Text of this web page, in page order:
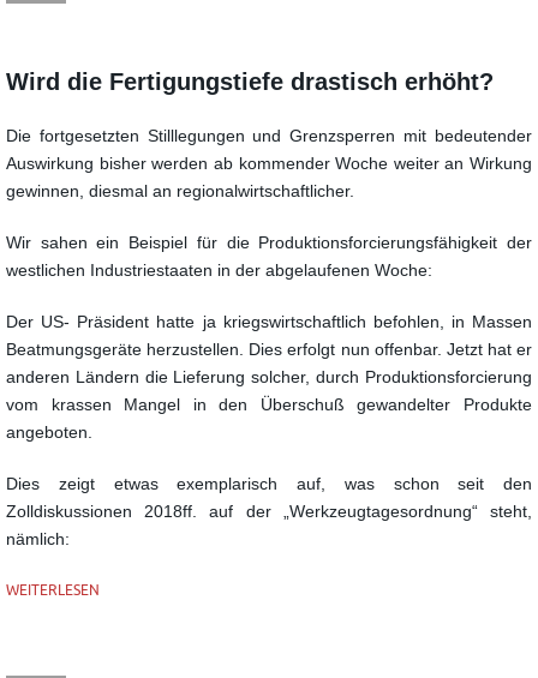
Wird die Fertigungstiefe drastisch erhöht?
Die fortgesetzten Stilllegungen und Grenzsperren mit bedeutender
Auswirkung bisher werden ab kommender Woche weiter an Wirkung
gewinnen, diesmal an regionalwirtschaftlicher.
Wir sahen ein Beispiel für die Produktionsforcierungsfähigkeit der
westlichen Industriestaaten in der abgelaufenen Woche:
Der US- Präsident hatte ja kriegswirtschaftlich befohlen, in Massen
Beatmungsgeräte herzustellen. Dies erfolgt nun offenbar. Jetzt hat er
anderen Ländern die Lieferung solcher, durch Produktionsforcierung
vom krassen Mangel in den Überschuß gewandelter Produkte
angeboten.
Dies zeigt etwas exemplarisch auf, was schon seit den
Zolldiskussionen 2018ff. auf der „Werkzeugtagesordnung“ steht,
nämlich:
WEITERLESEN